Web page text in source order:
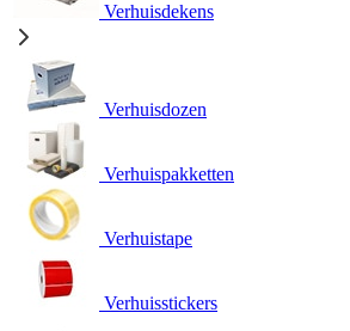
Verhuisdekens
Verhuisdozen
Verhuispakketten
Verhuistape
Verhuisstickers